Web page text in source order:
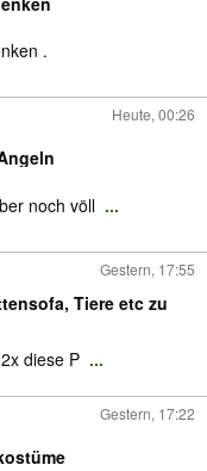
.
Heute, 00:26
noch völl ...
Gestern, 17:55
Tiere etc zu
diese P ...
Gestern, 17:22